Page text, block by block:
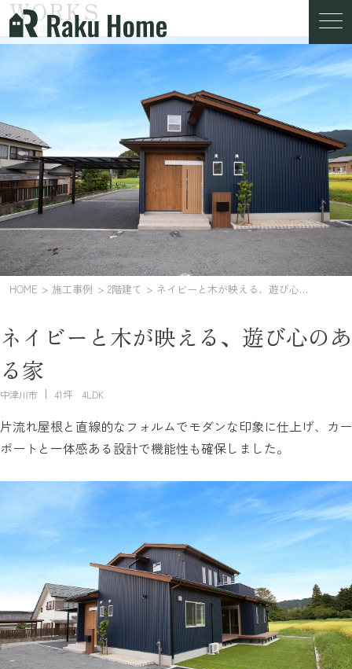
施工事例
WORKS
HOME 施工事例 2階建て ネイビーと木が映える、遊び心のある家
ネイビーと木が映える、遊び心のあ
る家
中津川市 41坪 4LDK
片流れ屋根と直線的なフォルムでモダンな印象に仕上げ、カー
ポートと一体感ある設計で機能性も確保しました。